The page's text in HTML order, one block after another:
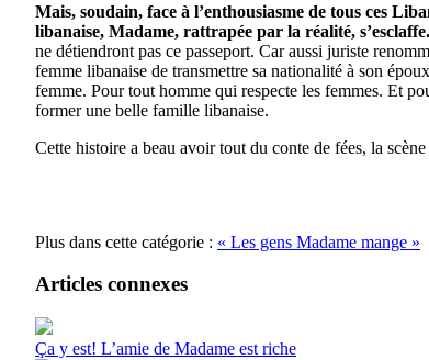
Mais, soudain, face à l’enthousiasme de tous ces
libanaise, Madame, rattrapée par la réalité,
ne détiendront pas ce passeport. Car aussi juriste
femme libanaise de transmettre sa nationalité à son
femme. Pour tout homme qui respecte les femmes. Et
former une belle famille libanaise.
Cette histoire a beau avoir tout du conte de fées, la
Plus dans cette catégorie : « Les gens Madame mange »
Articles connexes
Ça y est! L’amie de Madame est riche